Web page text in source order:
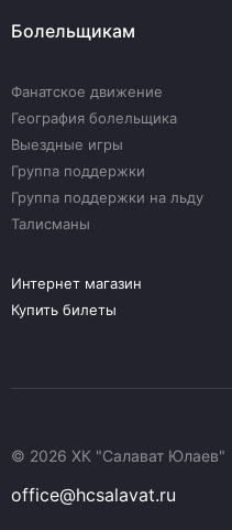
Болельщикам
Фанатское движение
География болельщика
Выездные игры
Группа поддержки
Группа поддержки на льду
Талисманы
Интернет магазин
Купить билеты
© 2026 ХК "Салават Юлаев"
office@hcsalavat.ru